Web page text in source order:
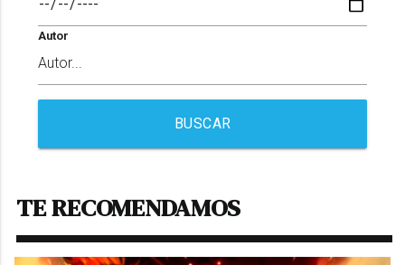
Autor
BUSCAR
TE RECOMENDAMOS